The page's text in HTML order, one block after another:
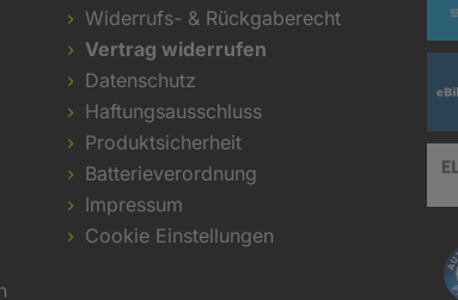
Widerrufs- & Rückgaberecht
Vertrag widerrufen
Datenschutz
Haftungsausschluss
Produktsicherheit
Batterieverordnung
Impressum
Cookie Einstellungen